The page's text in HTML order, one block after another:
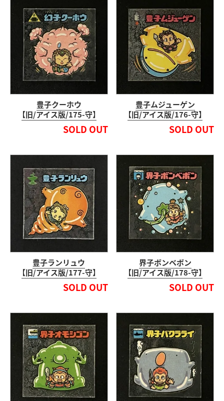
豊子クーホウ
【旧/アイス版/175-守】
SOLD OUT
豊子ムジューゲン
【旧/アイス版/176-守】
SOLD OUT
豊子ランリュウ
【旧/アイス版/177-守】
SOLD OUT
界子ボンベボン
【旧/アイス版/178-守】
SOLD OUT